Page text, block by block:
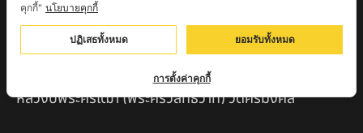
สินค้าแนะนำ
หลวงปู่แม่น สำนักสงฆ์เขาจันทร์ ต.โค่กสะอาด อ.ศรีเทพ
หลวงปู่พระครูเฒ่า (พระครูวิสุทธิวาที) วัดศิริมงคล
คุกกี้" นโยบายคุกกี้
ปฏิเสธทั้งหมด ยอมรับทั้งหมด
การตั้งค่าคุกกี้